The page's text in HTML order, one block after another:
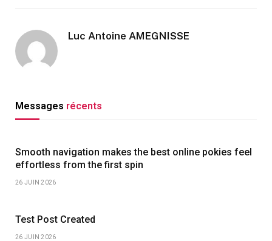
Luc Antoine AMEGNISSE
Messages récents
Smooth navigation makes the best online pokies feel
effortless from the first spin
26 JUIN 2026
Test Post Created
26 JUIN 2026